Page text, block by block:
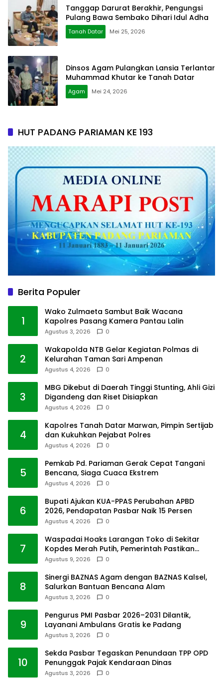
Tanggap Darurat Berakhir, Pengungsi
Pulang Bawa Sembako Dihari Idul Adha
Tanah Datar Mei 25, 2026
Dinsos Agam Pulangkan Lansia Terlantar
Muhammad Khutar ke Tanah Datar
Agam Mei 24, 2026
HUT PADANG PARIAMAN KE 193
Berita Populer
1
Wako Zulmaeta Sambut Baik Wacana
Kapolres Pasang Kamera Pantau Lalin
Agustus 3, 2026 0
2
Wakapolda NTB Gelar Kegiatan Polmas di
Kelurahan Taman Sari Ampenan
Agustus 4, 2026 0
3
MBG Dikebut di Daerah Tinggi Stunting, Ahli Gizi
Digandeng dan Riset Disiapkan
Agustus 4, 2026 0
4
Kapolres Tanah Datar Marwan, Pimpin Sertijab
dan Kukuhkan Pejabat Polres
Agustus 4, 2026 0
5
Pemkab Pd. Pariaman Gerak Cepat Tangani
Bencana, Siaga Cuaca Ekstrem
Agustus 4, 2026 0
6
Bupati Ajukan KUA-PPAS Perubahan APBD
2026, Pendapatan Pasbar Naik 15 Persen
Agustus 4, 2026 0
7
Waspadai Hoaks Larangan Toko di Sekitar
Kopdes Merah Putih, Pemerintah Pastikan
Usaha Warga Tetap Dilindungi
Agustus 9, 2026 0
8
Sinergi BAZNAS Agam dengan BAZNAS Kalsel,
Salurkan Bantuan Bencana Alam
Agustus 3, 2026 0
9
Pengurus PMI Pasbar 2026–2031 Dilantik,
Layanani Ambulans Gratis ke Padang
Agustus 3, 2026 0
10
Sekda Pasbar Tegaskan Penundaan TPP OPD
Penunggak Pajak Kendaraan Dinas
Agustus 3, 2026 0